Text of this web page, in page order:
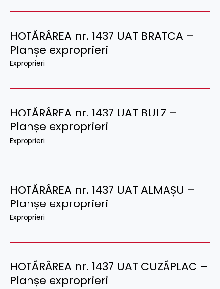
HOTĂRÂREA nr. 1437 UAT BRATCA –
Planșe exproprieri
Exproprieri
HOTĂRÂREA nr. 1437 UAT BULZ –
Planșe exproprieri
Exproprieri
HOTĂRÂREA nr. 1437 UAT ALMAȘU –
Planșe exproprieri
Exproprieri
HOTĂRÂREA nr. 1437 UAT CUZĂPLAC –
Planșe exproprieri